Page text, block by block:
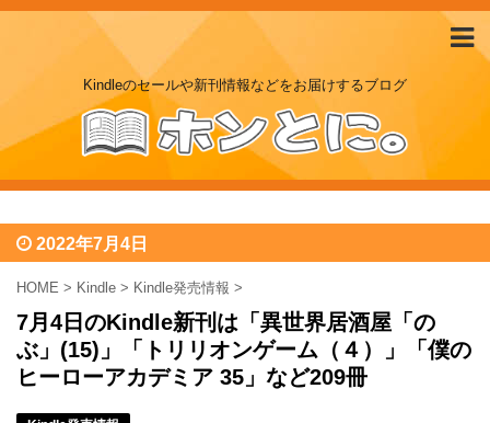
Kindleのセールや新刊情報などをお届けするブログ
2022年7月4日
HOME > Kindle > Kindle発売情報 >
7月4日のKindle新刊は「異世界居酒屋「の
ぶ」(15)」「トリリオンゲーム（４）」「僕の
ヒーローアカデミア 35」など209冊